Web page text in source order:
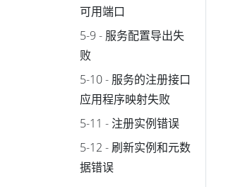
可用端口
5-9 - 服务配置导出失
败
5-10 - 服务的注册接口
应用程序映射失败
5-11 - 注册实例错误
5-12 - 刷新实例和元数
据错误